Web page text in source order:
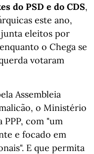
do PSD e do CDS,
este ano,
eleitos por
o Chega se
votaram
Assembleia
o Ministério
PPP, com "um
e focado em
E que permita